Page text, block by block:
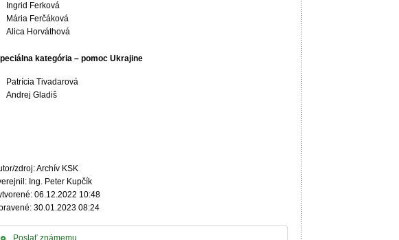
Ingrid Ferková
Mária Ferčáková
Alica Horváthová
kategória – pomoc Ukrajine
Patrícia Tivadarová
Andrej Gladiš
zdroj: Archív KSK
Ing. Peter Kupčík
06.12.2022 10:48
30.01.2023 08:24
Poslať známemu